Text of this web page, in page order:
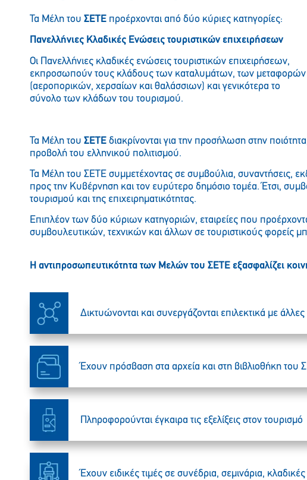
Τα Μέλη του ΣΕΤΕ προέρχονται από δύο κύριες κατηγορίες:
Πανελλήνιες Κλαδικές Ενώσεις τουριστικών επιχειρήσεων
Οι Πανελλήνιες κλαδικές ενώσεις τουριστικών επιχειρήσεων,
εκπροσωπούν τους κλάδους των καταλυμάτων, των μεταφορών
(αεροπορικών, χερσαίων και θαλάσσιων) και γενικότερα το
σύνολο των κλάδων του τουρισμού.
Τα Μέλη του ΣΕΤΕ διακρίνονται για την προσήλωση στην
προβολή του ελληνικού πολιτισμού.
Τα Μέλη του ΣETE συμμετέχοντας σε συμβούλια, συναντήσεις,
προς την Κυβέρνηση και τον ευρύτερο δημόσιο τομέα. Έτσι,
τουρισμού και της επιχειρηματικότητας.
Επιπλέον των δύο κύριων κατηγοριών, εταιρείες που
συμβουλευτικών, τεχνικών και άλλων σε τουριστικούς φορείς
H αντιπροσωπευτικότητα των Μελών του ΣETE εξασφαλίζει
Δικτυώνονται και συνεργάζονται επιλεκτικά με άλλες
Έχουν πρόσβαση στα αρχεία και στη βιβλιοθήκη του
Πληροφορούνται έγκαιρα τις εξελίξεις στον τουρισμό
Έχουν ειδικές τιμές σε συνέδρια, σεμινάρια,